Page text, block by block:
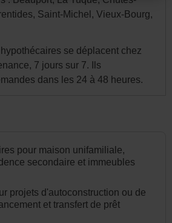
Saint-Michel, Vieux-Bourg,
se déplacent chez
7 jours sur 7. Ils
dans les 24 à 48 heures.
pour maison unifamiliale,
secondaire et immeubles
projets d'autoconstruction ou de
et transfert de prêt
site.
Par
suite,
vous
pourrez
de
ou
d'État